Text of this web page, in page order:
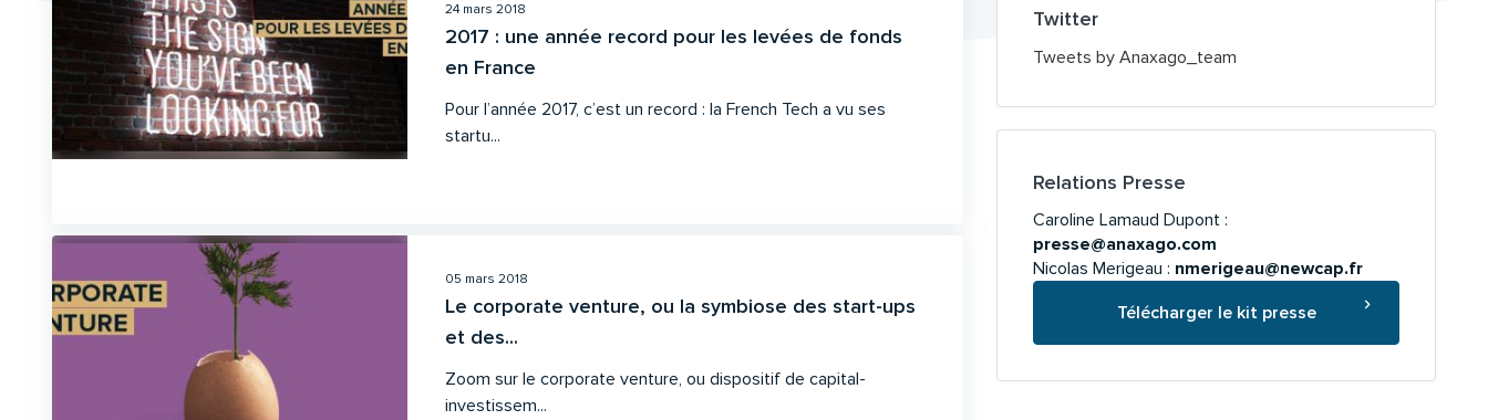
24 mars 2018
2017 : une année record pour les levées de fonds
en France
Pour l’année 2017, c’est un record : la French Tech a vu ses
startu...
05 mars 2018
Le corporate venture, ou la symbiose des start-ups
et des...
Zoom sur le corporate venture, ou dispositif de capital-
investissem...
Twitter
Tweets by Anaxago_team
Relations Presse
Caroline Lamaud Dupont :
presse@anaxago.com
Nicolas Merigeau : nmerigeau@newcap.fr
Télécharger le kit presse